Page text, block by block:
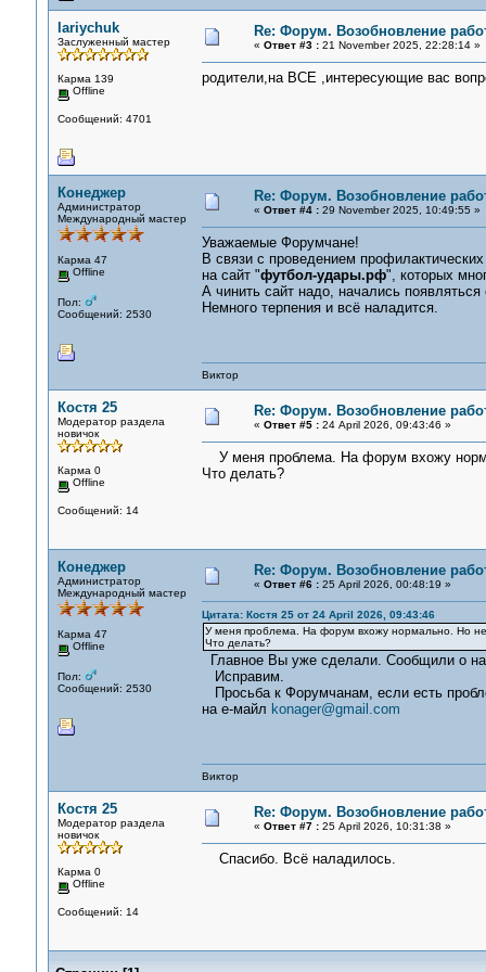
lariychuk
Заслуженный мастер
Карма 139
Offline
Сообщений: 4701
Re: Форум. Возобновление
« Ответ #3 :21 November 2025, 22:28:14 »
родители,на ВСЕ ,интересующие вас
Конеджер
Администратор
Международный мастер
Карма 47
Offline
Пол:
Сообщений: 2530
Re: Форум. Возобновление
« Ответ #4 :29 November 2025, 10:49:55 »
Уважаемые Форумчане!
В связи с проведением
на сайт "футбол-удары.рф", которых
А чинить сайт надо, начались появляться
Немного терпения и всё наладится.
Виктор
Костя 25
Модератор раздела
новичок
Карма 0
Offline
Сообщений: 14
Re: Форум. Возобновление
« Ответ #5 :24 April 2026, 09:43:46 »
У меня проблема. На форум вхожу
Что делать?
Конеджер
Администратор
Международный мастер
Карма 47
Offline
Пол:
Сообщений: 2530
Re: Форум. Возобновление
« Ответ #6 :25 April 2026, 00:48:19 »
Цитата: Костя 25 от 24 April 2026, 09:43:46
У меня проблема. На форум вхожу нормально. Но не
Что делать?
Главное Вы уже сделали. Сообщили о
Исправим.
Просьба к Форумчанам, если есть
на е-майл konager@gmail.com
Виктор
Костя 25
Модератор раздела
новичок
Карма 0
Offline
Сообщений: 14
Re: Форум. Возобновление
« Ответ #7 :25 April 2026, 10:31:38 »
Спасибо. Всё наладилось.